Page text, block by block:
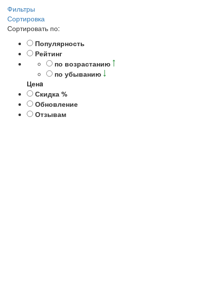
Фильтры
Сортировка
Сортировать по:
Популярность
Рейтинг
по возрастанию
по убыванию
Ценa
Скидка %
Обновление
Отзывам